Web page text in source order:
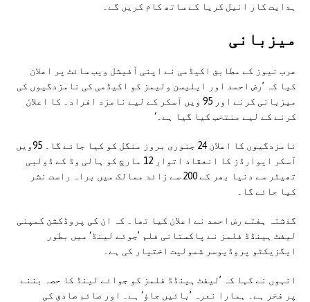
ہدایت کار انیل کریا کے ساتھ کام کریں گے۔
میزبانی
عرب نیوز کے مطابق اکیڈمی نے اپنی آفیشل ویب سائٹ پر اعلان
کیا کہ ’رض احمد اور ایلیسن ولیمز کو اکیڈمی کی نامزدگیوں کی
میزبانی کرنے اور 95 ویں آسکر کے لیے نامزد افراد۔ کا اعلان
کرنے کے لیے منتخب کیا گیا ہے۔‘
نامزدگیوں کا اعلان 24 جنوری بروز منگل کو کیا جائے گا۔ 95ویں
آسکر ایوارڈز کا انعقاد اتوار 12 مارچ کو ہالی وڈ کے ڈولبی
تھیٹر سے دنیا بھر کے 200 سے زائد ممالک میں براہ راست نشر
کیا جائے گا۔
گذشتہ ہفتے رض احمد نے اعلان کیا تھا۔ کہ ان کی پروڈکشن کمپنی
لیفٹ ہینڈڈ فلمز نے پاکستانی فلم ’جوئے لینڈ‘ میں بطور
ایگزیکٹو پروڈیوسر شمولیت اختیار کی ہے۔
انہوں نے کہا کہ ’لیفٹ ہینڈڈ فلمز کو جوائے لینڈ کا حصہ بننے
پر فخر ہے۔ ہمارا نعرہ ’بائیں جاؤ‘ ہے۔ اور صائم صادق کی